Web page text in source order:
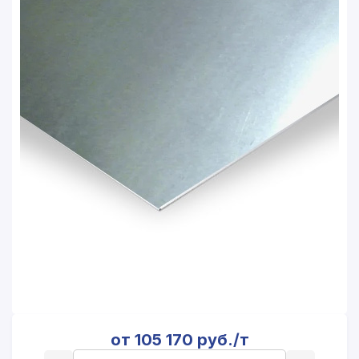
от 105 170 руб./т